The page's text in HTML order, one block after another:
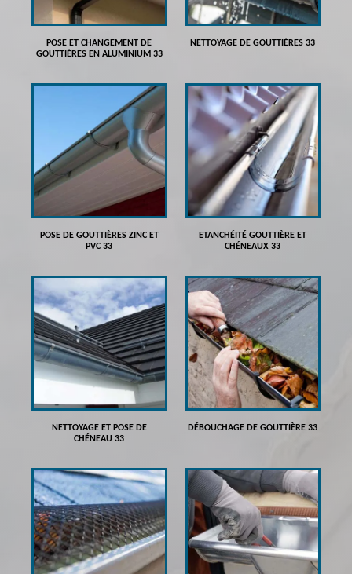
POSE ET CHANGEMENT DE
GOUTTIÈRES EN ALUMINIUM 33
NETTOYAGE DE GOUTTIÈRES 33
POSE DE GOUTTIÈRES ZINC ET
PVC 33
ETANCHÉITÉ GOUTTIÈRE ET
CHÉNEAUX 33
NETTOYAGE ET POSE DE
CHÉNEAU 33
DÉBOUCHAGE DE GOUTTIÈRE 33